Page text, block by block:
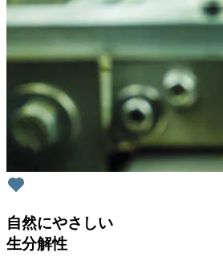
自然にやさしい
生分解性